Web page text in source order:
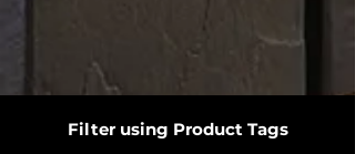
Filter using Product Tags